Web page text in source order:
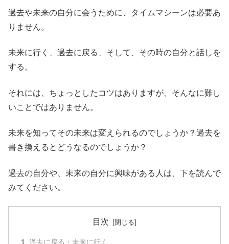
過去や未来の自分に会うために、タイムマシーンは必要あ
りません。
未来に行く、過去に戻る、そして、その時の自分と話しを
する。
それには、ちょっとしたコツはありますが、そんなに難し
いことではありません。
未来を知ってその未来は変えられるのでしょうか？過去を
書き換えるとどうなるのでしょうか？
過去の自分や、未来の自分に興味がある人は、下を読んで
みてください。
目次
過去に戻る・未来に行く